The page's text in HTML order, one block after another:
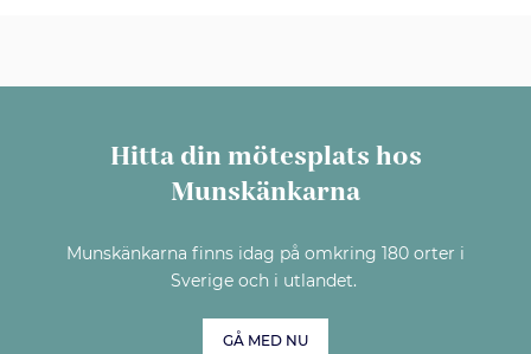
Hitta din mötesplats hos
Munskänkarna
Munskänkarna finns idag på omkring 180 orter i
Sverige och i utlandet.
GÅ MED NU